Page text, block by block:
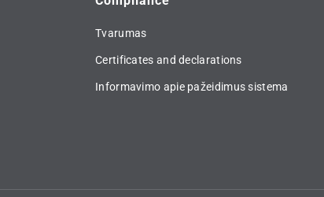
Tvarumas
Certificates and declarations
Informavimo apie pažeidimus sistema